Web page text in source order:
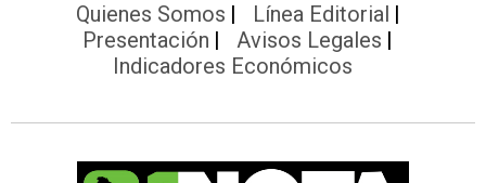
Quienes Somos
Línea Editorial
Presentación
Avisos Legales
Indicadores Económicos